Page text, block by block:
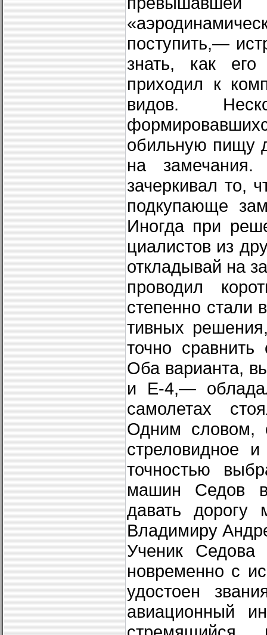
поступить,—
знать, как
приходил к
видов.
обильную пищу
на
зачеркивал то,
подкупающе
Иногда при
циалистов из
откладывай на
проводил
степенно стали
тивных
точно
Оба варианта,
и Е-4,—
самолетах
Одним словом,
стреловид­ное
точностью
машин Седов
давать
Владимиру
Ученик
новременно с
удостоен
авиа­ционный